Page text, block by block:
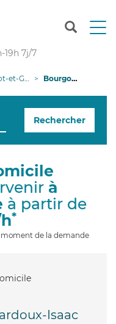
T
n
g
7j/7
et-Garonne Bourgougnague
Rechercher
à
à partir de
*
moment de la demande
Isaac